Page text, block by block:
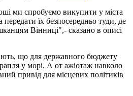
ми спробуємо викупити у міста
передати їх безпосередньо туди, де
Вінниці",- сказано в описі
що для державного бюджету
у морі. А от ажіотаж навколо
привід для місцевих політиків